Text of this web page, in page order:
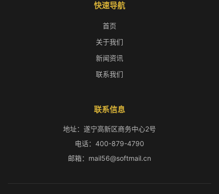
快速导航
首页
关于我们
新闻资讯
联系我们
联系信息
地址：遂宁高新区商务中心2号
电话：400-879-4790
邮箱：mail56@softmail.cn